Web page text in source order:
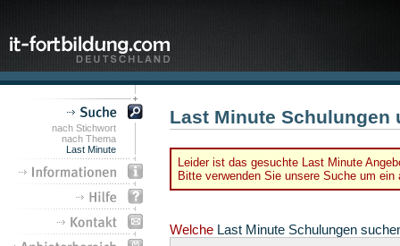
nach Stichwort
nach Thema
Last Minute
Last Minute Schulungen
Leider ist das gesuchte Last Minute
Bitte verwenden Sie unsere Suche um
Welche Last Minute Schulungen